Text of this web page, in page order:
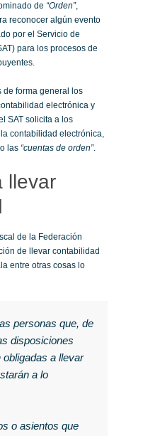
de “Orden”,
reconocer algún evento
por el Servicio de
para los procesos de
de forma general los
electrónica y
SAT solicita a los
contabilidad electrónica,
las “cuentas de orden”.
llevar
de la Federación
de llevar contabilidad
entre otras cosas lo
personas que, de
disposiciones
a llevar
a lo
o asientos que